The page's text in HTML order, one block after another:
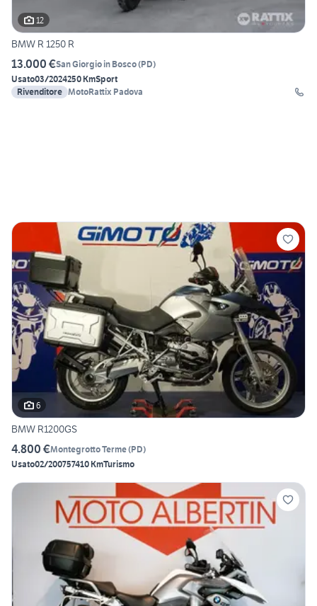
12
BMW R 1250 R
13.000 €San Giorgio in Bosco(PD)
Usato03/2024250 KmSport
Rivenditore MotoRattix Padova
6
BMW R1200GS
4.800 €Montegrotto Terme(PD)
Usato02/200757410 KmTurismo